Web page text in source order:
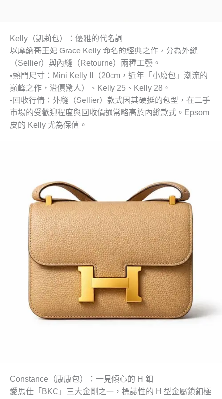
Kelly（凱莉包）：優雅的代名詞
以摩納哥王妃 Grace Kelly 命名的經典之作，分為外縫
（Sellier）與內縫（Retourne）兩種工藝。
•熱門尺寸 ：Mini Kelly II（20cm，近年「小廢包」潮流的
巔峰之作，溢價驚人）、Kelly 25、Kelly 28。
• 回收行情 ：外縫（Sellier）款式因其硬挺的包型，在二手
市場的受歡迎程度與回收價通常略高於內縫款式。Epsom
皮的 Kelly 尤為保值。
Constance（康康包）：一見傾心的 H 釦
愛馬仕「BKC」三大金剛之一，標誌性的 H 型金屬鎖釦極